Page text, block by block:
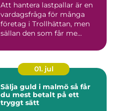
Att hantera lastpallar är en
vardagsfråga för många
företag i Trollhättan, men
sällan den som får me...
01. jul
Sälja guld i malmö så får
du mest betalt på ett
tryggt sätt